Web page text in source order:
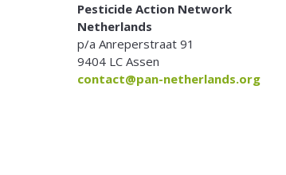
FOOTERPesticide Action Network
Netherlands
p/a Anreperstraat 91
9404 LC Assen
contact@pan-netherlands.org